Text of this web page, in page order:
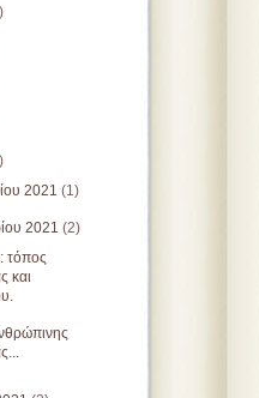
2021 (1)
2021 (2)
: τόπος
και